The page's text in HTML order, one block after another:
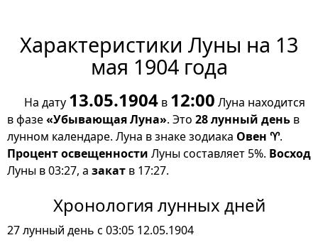
Характеристики Луны на 13
мая 1904 года
На дату 13.05.1904 в 12:00 Луна находится
в фазе«Убывающая Луна». Это 28 лунный день в
лунном календаре. Луна в знаке зодиака Овен ♈.
Процент освещенности Луны составляет 5%. Восход
Луны в 03:27, а закат в 17:27.
Хронология лунных дней
27 лунный день с 03:05 12.05.1904